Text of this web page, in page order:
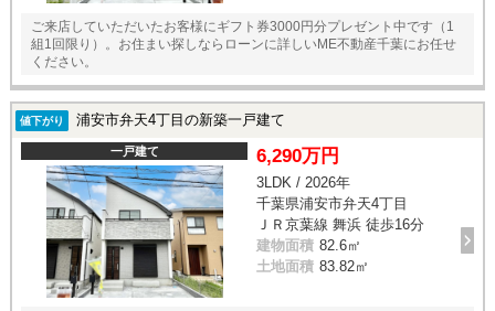
ご来店していただいたお客様にギフト券3000円分プレゼント中です（1
組1回限り）。お住まい探しならローンに詳しいME不動産千葉にお任せ
ください。
値下がり 浦安市弁天4丁目の新築一戸建て
一戸建て 6,290万円
3LDK / 2026年
千葉県浦安市弁天4丁目
ＪＲ京葉線 舞浜 徒歩16分
建物面積 82.6㎡
土地面積 83.82㎡